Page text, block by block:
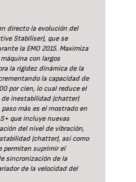
directo la evolución del
Stabiliser), que se
la EMO 2015. Maximiza
con largos
la rigidez dinámica de la
la capacidad de
por cien, lo cual reduce el
inestabilidad (chatter)
más es el mostrado en
que incluye nuevas
del nivel de vibración,
(chatter), así como
permiten suprimir el
sincronización de la
de la velocidad del